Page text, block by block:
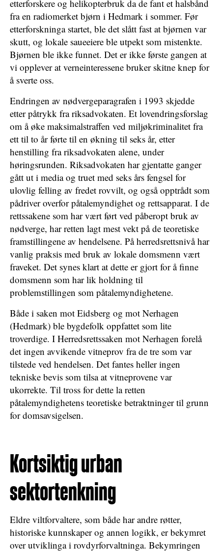
etterforskere og helikopterbruk da de fant et halsbånd
fra en radiomerket bjørn i Hedmark i sommer. Før
etterforskninga startet, ble det slått fast at bjørnen var
skutt, og lokale saueeiere ble utpekt som mistenkte.
Bjørnen ble ikke funnet. Det er ikke første gangen at
vi opplever at verneinteressene bruker skitne knep for
å sverte oss.
Endringen av nødvergeparagrafen i 1993 skjedde
etter påtrykk fra riksadvokaten. Et lovendringsforslag
om å øke maksimalstraffen ved miljøkriminalitet fra
ett til to år førte til en økning til seks år, etter
henstilling fra riksadvokaten alene, under
høringsrunden. Riksadvokaten har gjentatte ganger
gått ut i media og truet med seks års fengsel for
ulovlig felling av fredet rovvilt, og også opptrådt som
pådriver overfor påtalemyndighet og rettsapparat. I de
rettssakene som har vært ført ved påberopt bruk av
nødverge, har retten lagt mest vekt på de teoretiske
framstillingene av hendelsene. På herredsrettsnivå har
vanlig praksis med bruk av lokale domsmenn vært
fraveket. Det synes klart at dette er gjort for å finne
domsmenn som har lik holdning til
problemstillingen som påtalemyndighetene.
Både i saken mot Eidsberg og mot Nerhagen
(Hedmark) ble bygdefolk oppfattet som lite
troverdige. I Herredsrettssaken mot Nerhagen forelå
det ingen avvikende vitneprov fra de tre som var
tilstede ved hendelsen. Det fantes heller ingen
tekniske bevis som tilsa at vitneprovene var
ukorrekte. Til tross for dette la retten
påtalemyndighetens teoretiske betraktninger til grunn
for domsavsigelsen.
Kortsiktig urban
sektortenkning
Eldre viltforvaltere, som både har andre røtter,
historiske kunnskaper og annen logikk, er bekymret
over utviklinga i rovdyrforvaltninga. Bekymringen